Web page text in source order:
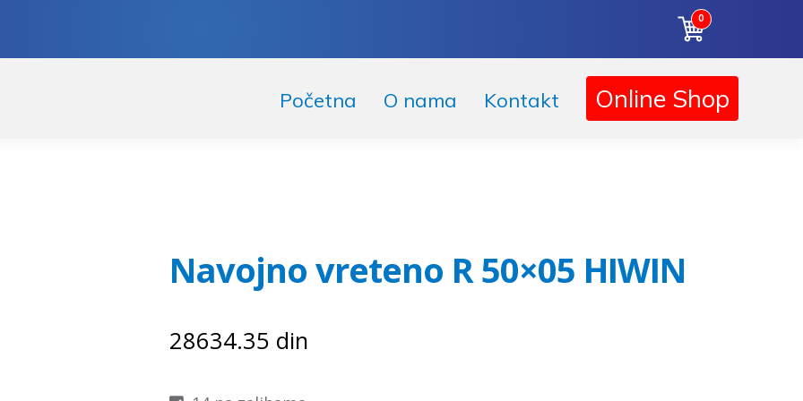
0
Početna O nama Kontakt Online Shop
Navojno vreteno R 50×05 HIWIN
28634.35 din